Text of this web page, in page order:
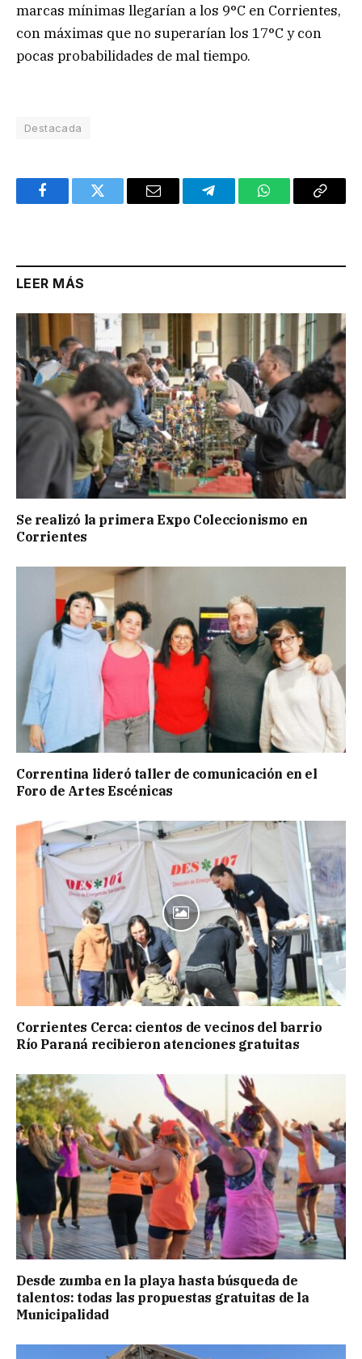
marcas mínimas llegarían a los 9°C en Corrientes,
con máximas que no superarían los 17°C y con
pocas probabilidades de mal tiempo.
Destacada
FacebookTwitter Email TelegramWhatsAppCopy
LEER MÁS
Se realizó la primera Expo Coleccionismo en
Corrientes
Correntina lideró taller de comunicación en el
Foro de Artes Escénicas
Corrientes Cerca: cientos de vecinos del barrio
Río Paraná recibieron atenciones gratuitas
Desde zumba en la playa hasta búsqueda de
talentos: todas las propuestas gratuitas de la
Municipalidad